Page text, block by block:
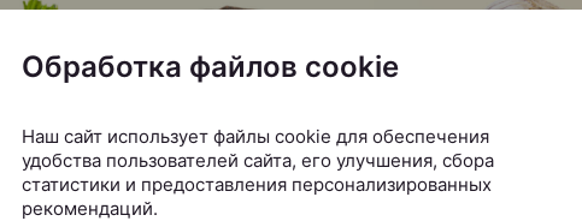
Обработка файлов cookie
Наш сайт использует файлы cookie для обеспечения
удобства пользователей сайта, его улучшения, сбора
статистики и предоставления персонализированных
рекомендаций.